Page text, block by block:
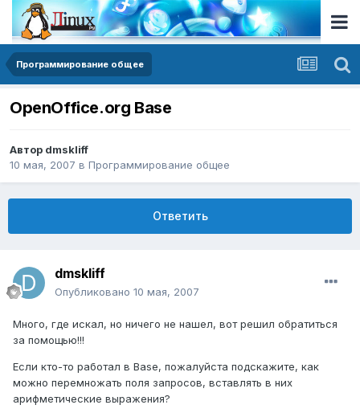
Программирование общее
OpenOffice.org Base
Автор dmskliff
10 мая, 2007 в Программирование общее
Ответить
dmskliff
Опубликовано 10 мая, 2007
Много, где искал, но ничего не нашел, вот решил обратиться
за помощью!!!
Если кто-то работал в Base, пожалуйста подскажите, как
можно перемножать поля запросов, вставлять в них
арифметические выражения?